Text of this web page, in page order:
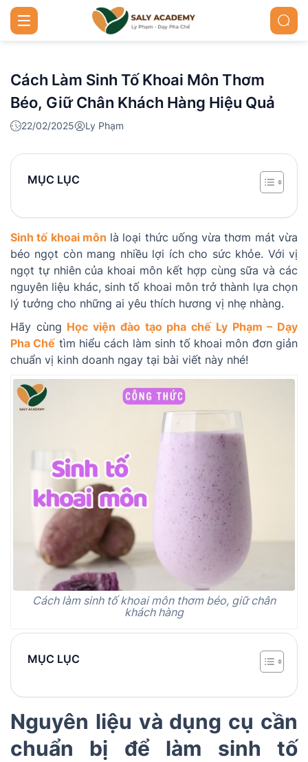
Cách Làm Sinh Tố Khoai Môn Thơm
Béo, Giữ Chân Khách Hàng Hiệu Quả
22/02/2025 Ly Phạm
MỤC LỤC
Sinh tố khoai môn là loại thức uống vừa thơm mát vừa
béo ngọt còn mang nhiều lợi ích cho sức khỏe. Với vị
ngọt tự nhiên của khoai môn kết hợp cùng sữa và các
nguyên liệu khác, sinh tố khoai môn trở thành lựa chọn
lý tưởng cho những ai yêu thích hương vị nhẹ nhàng.
Hãy cùng Học viện đào tạo pha chế Ly Phạm – Dạy
Pha Chế tìm hiểu cách làm sinh tố khoai môn đơn giản
chuẩn vị kinh doanh ngay tại bài viết này nhé!
Cách làm sinh tố khoai môn thơm béo, giữ chân
khách hàng
MỤC LỤC
Nguyên liệu và dụng cụ cần
chuẩn bị để làm sinh tố